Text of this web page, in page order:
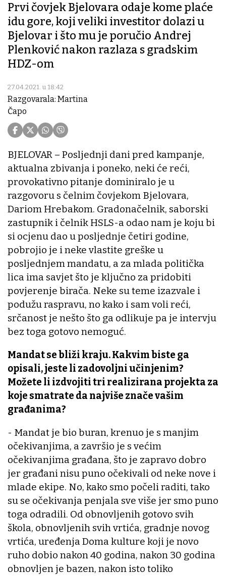
Prvi čovjek Bjelovara odaje kome plaće
idu gore, koji veliki investitor dolazi u
Bjelovar i što mu je poručio Andrej
Plenković nakon razlaza s gradskim
HDZ-om
27.04.2021. u 18:42
Razgovarala: Martina
Čapo
BJELOVAR – Posljednji dani pred kampanje,
aktualna zbivanja i poneko, neki će reći,
provokativno pitanje dominiralo je u
razgovoru s čelnim čovjekom Bjelovara,
Dariom Hrebakom. Gradonačelnik, saborski
zastupnik i čelnik HSLS-a odao nam je koju bi
si ocjenu dao u posljednje četiri godine,
pobrojio je i neke vlastite greške u
posljednjem mandatu, a za mlada politička
lica ima savjet što je ključno za pridobiti
povjerenje birača. Neke su teme izazvale i
podužu raspravu, no kako i sam voli reći,
srčanost je nešto što ga odlikuje pa je intervju
bez toga gotovo nemoguć.
Mandat se bliži kraju. Kakvim biste ga
opisali, jeste li zadovoljni učinjenim?
Možete li izdvojiti tri realizirana projekta za
koje smatrate da najviše znače vašim
građanima?
- Mandat je bio buran, krenuo je s manjim
očekivanjima, a završio je s većim
očekivanjima građana, što je zapravo dobro
jer građani nisu puno očekivali od neke nove i
mlade ekipe. No, kako smo počeli raditi, tako
su se očekivanja penjala sve više jer smo puno
toga odradili. Od obnovljenih gotovo svih
škola, obnovljenih svih vrtića, gradnje novog
vrtića, uređenja Doma kulture koji je novo
ruho dobio nakon 40 godina, nakon 30 godina
obnovljen je bazen, nakon isto toliko